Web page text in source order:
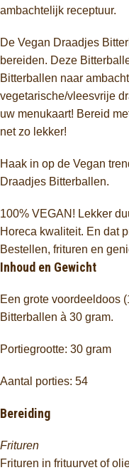
ambachtelijk receptuur.
De Vegan Draadjes
bereiden. Deze
Bitterballen naar
vegetarische/vleesvrije
uw menukaart! Bereid
net zo lekker!
Haak in op de Vegan
Draadjes Bitterballen.
100% VEGAN! Lekker
Horeca kwaliteit. En dat
Bestellen, frituren en
Inhoud en Gewicht
Een grote voordeeldoos
Bitterballen à 30 gram.
Portiegrootte: 30 gram
Aantal porties: 54
Bereiding
Frituren
Frituren in frituurvet of